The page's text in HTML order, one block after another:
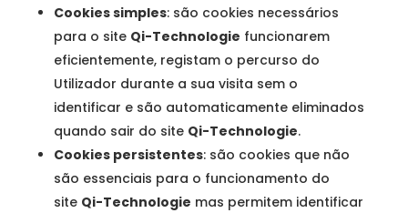
Cookies simples: são cookies necessários
para o site Qi-Technologie funcionarem
eficientemente, registam o percurso do
Utilizador durante a sua visita sem o
identificar e são automaticamente eliminados
quando sair do site Qi-Technologie.
Cookies persistentes: são cookies que não
são essenciais para o funcionamento do
site Qi-Technologie mas permitem identificar